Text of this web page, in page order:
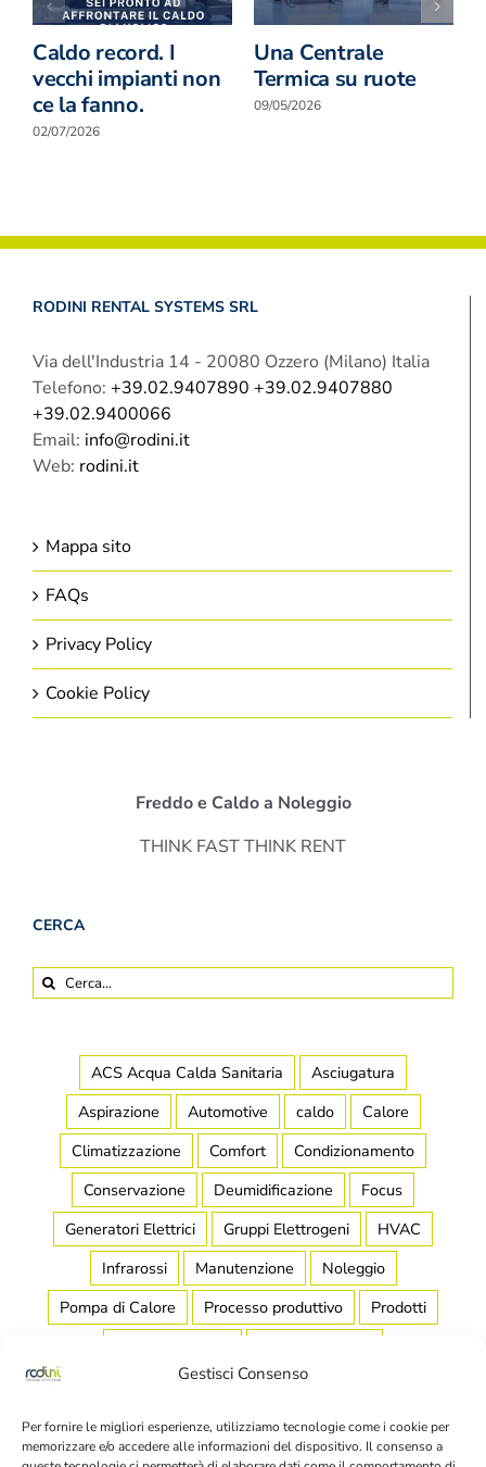
Gestisci Consenso
Per fornire le migliori esperienze, utilizziamo tecnologie come i cookie per
memorizzare e/o accedere alle informazioni del dispositivo. Il consenso a
Caldo record. I
vecchi impianti non
ce la fanno.
02/07/2026
Una Centrale
Termica su ruote
09/05/2026
RODINI RENTAL SYSTEMS SRL
Via dell'Industria 14 - 20080 Ozzero (Milano) Italia
Telefono: +39.02.9407890 +39.02.9407880
+39.02.9400066
Email: info@rodini.it
Web: rodini.it
Mappa sito
FAQs
Privacy Policy
Cookie Policy
Freddo e Caldo a Noleggio
THINK FAST THINK RENT
CERCA
Cerca
per:
ACS Acqua Calda Sanitaria
Asciugatura
Aspirazione
Automotive caldo
Calore
Climatizzazione
Comfort
Condizionamento
Conservazione
Deumidificazione
Focus
Generatori Elettrici
Gruppi Elettrogeni
HVAC
Infrarossi
Manutenzione
Noleggio
Pompa di Calore
Processo produttivo
Prodotti
Refrigerazione Industriale
Riscaldamento
Salubrità
Scaldamassetto
Stagionatura